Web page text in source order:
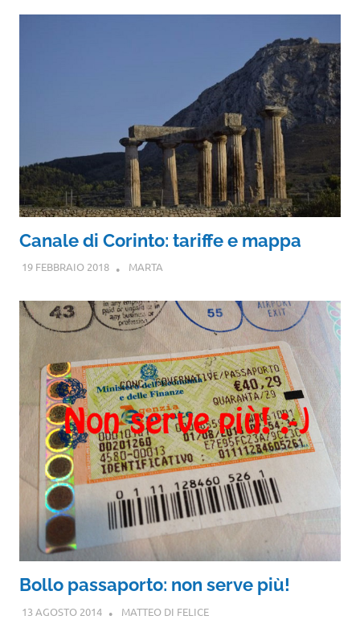
Canale di Corinto: tariffe e mappa
19 FEBBRAIO 2018 MARTA
Bollo passaporto: non serve più!
13 AGOSTO 2014 MATTEO DI FELICE